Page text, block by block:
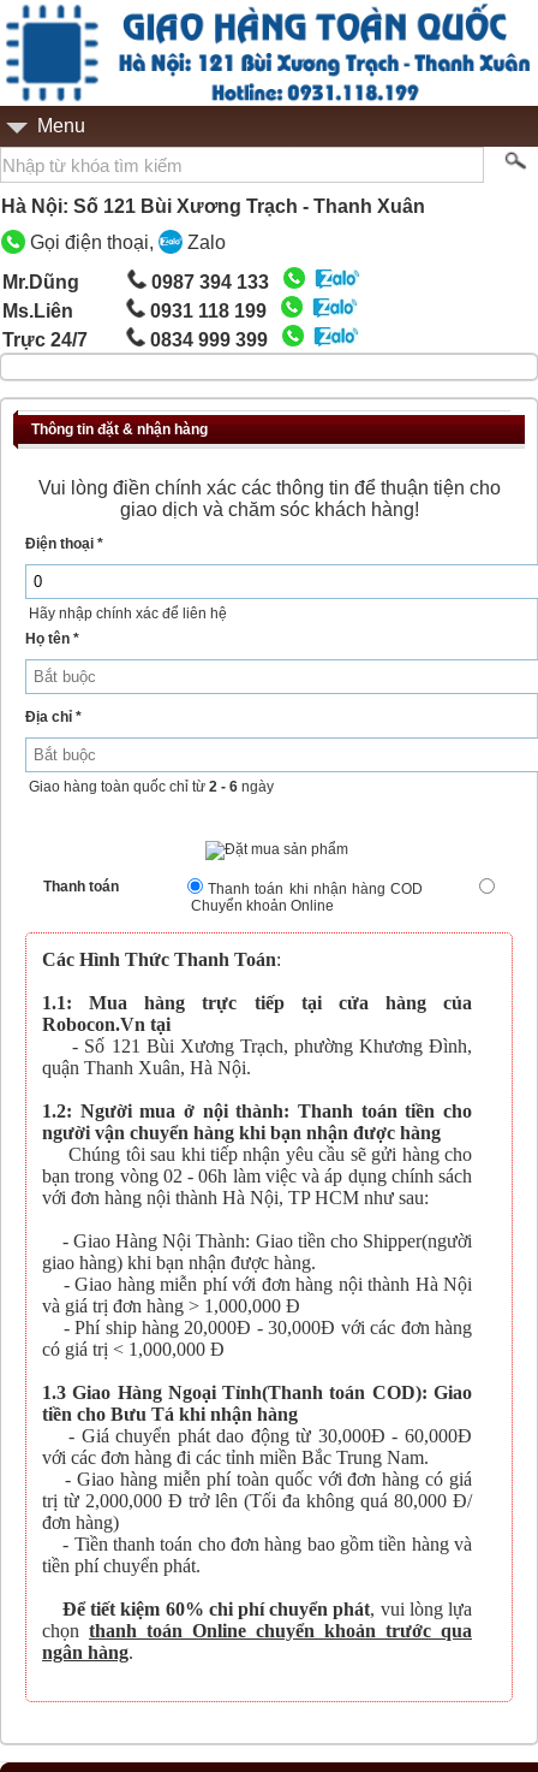
Menu
Hà Nội: Số 121 Bùi Xương Trạch - Thanh Xuân
Gọi điện thoại,
Zalo
Mr.Dũng
0987 394 133
Ms.Liên
0931 118 199
Trực 24/7
0834 999 399
Thông tin đặt & nhận hàng
Vui lòng điền chính xác các thông tin để thuận tiện cho
giao dịch và chăm sóc khách hàng!
Điện thoại *
Hãy nhập chính xác để liên hệ
Họ tên *
Địa chỉ *
Giao hàng toàn quốc chỉ từ 2 - 6 ngày
Thanh toán
Thanh toán khi nhận hàng COD
Chuyển khoản Online
Các Hình Thức Thanh Toán:
1.1: Mua hàng trực tiếp tại cửa hàng của
Robocon.Vn tại
- Số 121 Bùi Xương Trạch, phường Khương Đình,
quận Thanh Xuân, Hà Nội.
1.2: Người mua ở nội thành: Thanh toán tiền cho
người vận chuyển hàng khi bạn nhận được hàng
Chúng tôi sau khi tiếp nhận yêu cầu sẽ gửi hàng cho
bạn trong vòng 02 - 06h làm việc và áp dụng chính sách
với đơn hàng nội thành Hà Nội, TP HCM như sau:
- Giao Hàng Nội Thành: Giao tiền cho Shipper(người
giao hàng) khi bạn nhận được hàng.
- Giao hàng miễn phí với đơn hàng nội thành Hà Nội
và giá trị đơn hàng > 1,000,000 Đ
- Phí ship hàng 20,000Đ - 30,000Đ với các đơn hàng
có giá trị < 1,000,000 Đ
1.3 Giao Hàng Ngoại Tỉnh(Thanh toán COD): Giao
tiền cho Bưu Tá khi nhận hàng
- Giá chuyển phát dao động từ 30,000Đ - 60,000Đ
với các đơn hàng đi các tỉnh miền Bắc Trung Nam.
- Giao hàng miễn phí toàn quốc với đơn hàng có giá
trị từ 2,000,000 Đ trở lên (Tối đa không quá 80,000 Đ/
đơn hàng)
- Tiền thanh toán cho đơn hàng bao gồm tiền hàng và
tiền phí chuyển phát.
Để tiết kiệm 60% chi phí chuyển phát, vui lòng lựa
chọn thanh toán Online chuyển khoản trước qua
ngân hàng.